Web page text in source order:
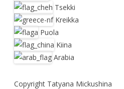
Tsekki
Kreikka
Puola
Kiina
Arabia
Copyright Tatyana Mickushina